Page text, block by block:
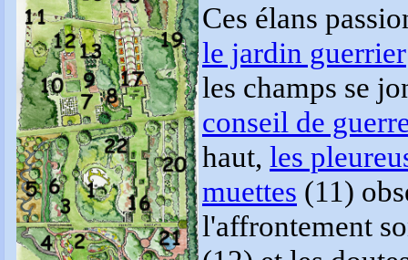
Ces élans
le jardin guerrier
les champs se
conseil de
haut, les
muettes (11)
l'affrontement